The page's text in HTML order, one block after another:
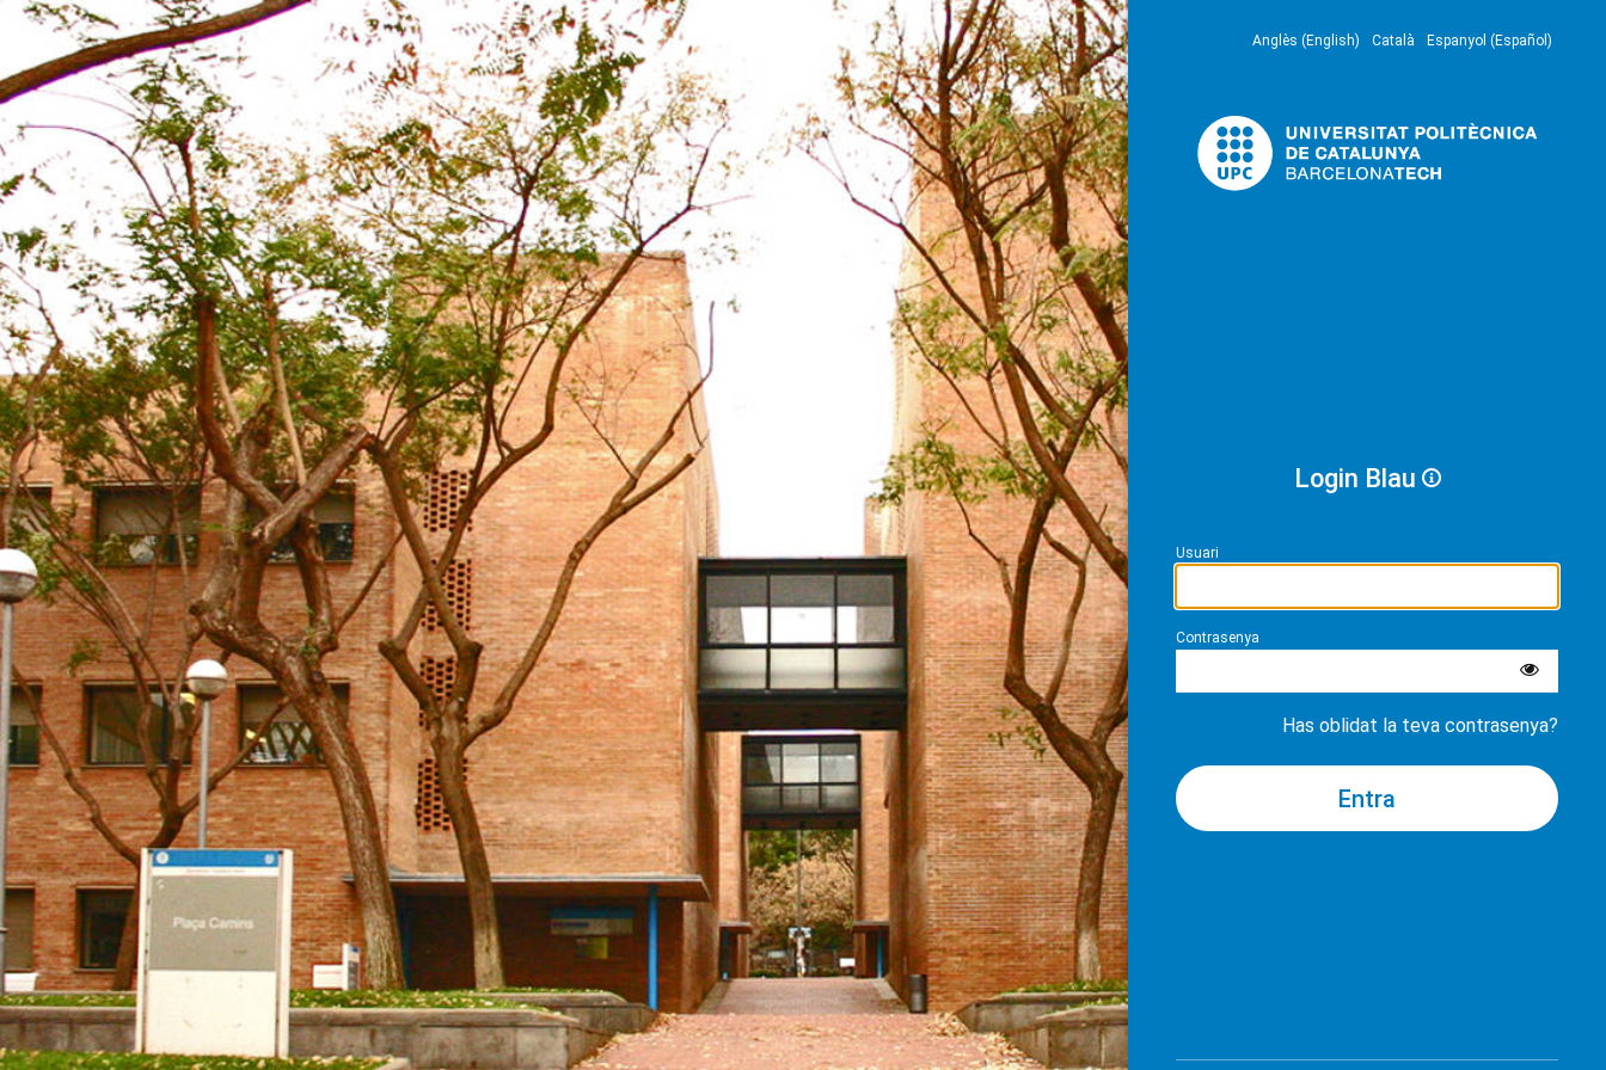
Anglès (English) Català Espanyol (Español)
Login Blau
Usuari
Contrasenya
Has oblidat la teva contrasenya?